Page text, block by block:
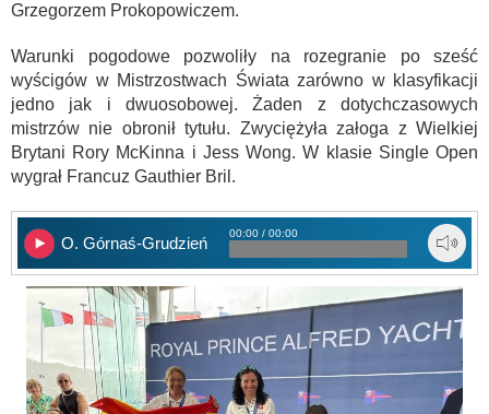
Grzegorzem Prokopowiczem.
Warunki pogodowe pozwoliły na rozegranie po sześć
wyścigów w Mistrzostwach Świata zarówno w klasyfikacji
jedno jak i dwuosobowej. Żaden z dotychczasowych
mistrzów nie obronił tytułu. Zwyciężyła załoga z Wielkiej
Brytani Rory McKinna i Jess Wong. W klasie Single Open
wygrał Francuz Gauthier Bril.
O. Górnaś-Grudzień
00:00 / 00:00